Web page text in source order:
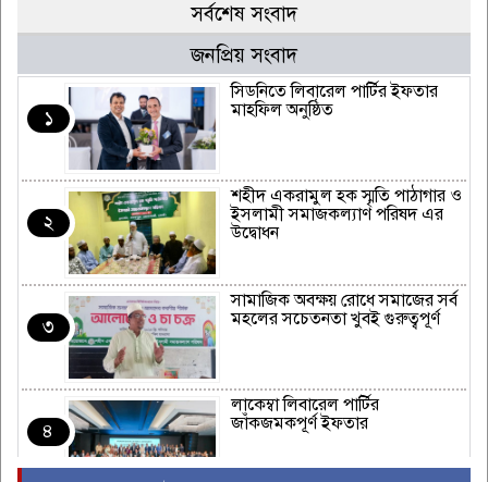
সর্বশেষ সংবাদ
জনপ্রিয় সংবাদ
১
সিডনিতে লিবারেল পার্টির ইফতার
মাহফিল অনুষ্ঠিত
২
শহীদ একরামুল হক স্মৃতি পাঠাগার ও
ইসলামী সমাজকল্যাণ পরিষদ এর
উদ্বোধন
৩
সামাজিক অবক্ষয় রোধে সমাজের সর্ব
মহলের সচেতনতা খুবই গুরুত্বপূর্ণ
৪
লাকেম্বা লিবারেল পার্টির
জাঁকজমকপূর্ণ ইফতার